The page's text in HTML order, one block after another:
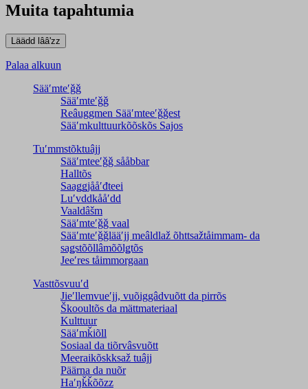
Muita tapahtumia
Palaa alkuun
Sääʹmteʹǧǧ
Sääʹmteʹǧǧ
Reâuggmen Sääʹmteeʹǧǧest
Sääʹmkulttuurkõõskõs Sajos
Tuʹmmstõktuâjj
Sääʹmteeʹǧǧ sååbbar
Halltõs
Saaǥǥjååʹđteei
Luʹvddkååʹdd
Vaaldâšm
Sääʹmteʹǧǧ vaal
Sääʹmteʹǧǧlääʹjj meâldlaž õhttsažtåimmam- da
saǥstõõllâmõõlǥtõs
Jeeʹres tåimmorgaan
Vasttõsvuuʹd
Jieʹllemvueʹjj, vuõiggâdvuõtt da pirrõs
Škooultõs da mättmateriaal
Kulttuur
Sääʹmǩiõll
Sosiaal da tiõrvâsvuõtt
Meeraikõskksaž tuâjj
Päärna da nuõr
Haʹŋǩǩõõzz